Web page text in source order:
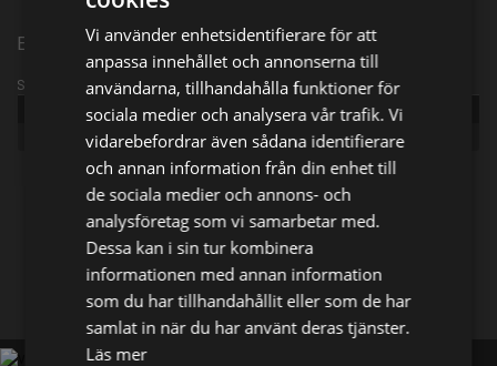
Episode 3
Sändningsinformation
Publicerad: 2022
Dokumentär
Facebook X E-postadress
Vi använder enhetsidentifierare för att
anpassa innehållet och annonserna till
användarna, tillhandahålla funktioner för
sociala medier och analysera vår trafik. Vi
vidarebefordrar även sådana identifierare
och annan information från din enhet till
de sociala medier och annons- och
analysföretag som vi samarbetar med.
Dessa kan i sin tur kombinera
informationen med annan information
som du har tillhandahållit eller som de har
samlat in när du har använt deras tjänster.
Läs mer